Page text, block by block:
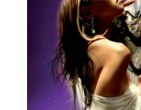
Mistere
Seria Chico Xavier
Seria Helena Blavatsky
Sănătate